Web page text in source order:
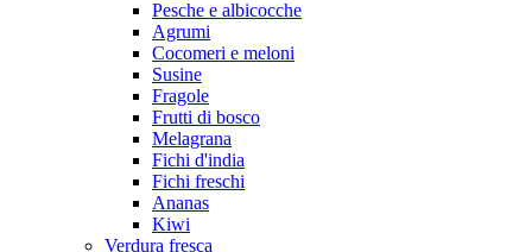
Pesche e albicocche
Agrumi
Cocomeri e meloni
Susine
Fragole
Frutti di bosco
Melagrana
Fichi d'india
Fichi freschi
Ananas
Kiwi
Verdura fresca